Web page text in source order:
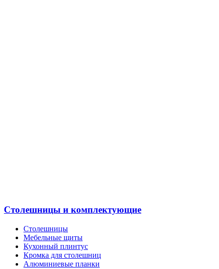
Столешницы и комплектующие
Столешницы
Мебельные щиты
Кухонный плинтус
Кромка для столешниц
Алюминиевые планки